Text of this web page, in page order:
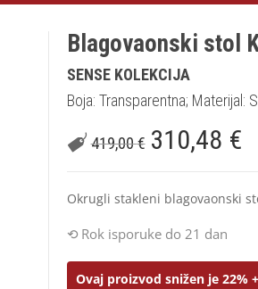
Blagovaonski stol
SENSE KOLEKCIJA
Boja: Transparentna; Materijal:
419,00€ 310,48 €
Okrugli stakleni blagovaonski
Rok isporuke do 21 dan
Ovaj proizvod snižen je 22%